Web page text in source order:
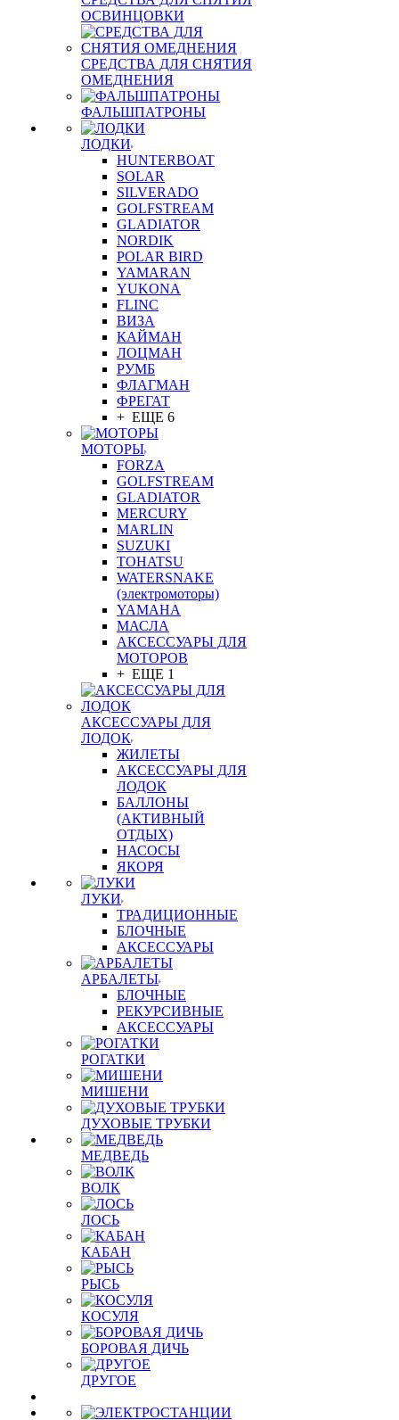
ОСВИНЦОВКИ
СРЕДСТВА ДЛЯ СНЯТИЯ
ОМЕДНЕНИЯ
ФАЛЬШПАТРОНЫ
ЛОДКИ
HUNTERBOAT
SOLAR
SILVERADO
GOLFSTREAM
GLADIATOR
NORDIK
POLAR BIRD
YAMARAN
YUKONA
FLINC
ВИЗА
КАЙМАН
ЛОЦМАН
РУМБ
ФЛАГМАН
ФРЕГАТ
+ ЕЩЕ 6
МОТОРЫ
FORZA
GOLFSTREAM
GLADIATOR
MERCURY
MARLIN
SUZUKI
TOHATSU
WATERSNAKE
(электромоторы)
YAMAHA
МАСЛА
АКСЕССУАРЫ ДЛЯ
МОТОРОВ
+ ЕЩЕ 1
АКСЕССУАРЫ ДЛЯ
ЛОДОК
ЖИЛЕТЫ
АКСЕССУАРЫ ДЛЯ
ЛОДОК
БАЛЛОНЫ
(АКТИВНЫЙ
ОТДЫХ)
НАСОСЫ
ЯКОРЯ
ЛУКИ
ТРАДИЦИОННЫЕ
БЛОЧНЫЕ
АКСЕССУАРЫ
АРБАЛЕТЫ
БЛОЧНЫЕ
РЕКУРСИВНЫЕ
АКСЕССУАРЫ
РОГАТКИ
МИШЕНИ
ДУХОВЫЕ ТРУБКИ
МЕДВЕДЬ
ВОЛК
ЛОСЬ
КАБАН
РЫСЬ
КОСУЛЯ
БОРОВАЯ ДИЧЬ
ДРУГОЕ